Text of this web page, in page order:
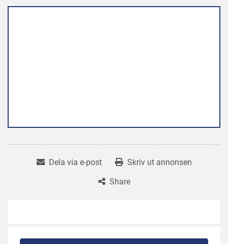
Dela via e-post
Skriv ut annonsen
Share